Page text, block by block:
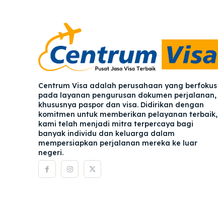
Blog
Blog
Centrum Visa adalah perusahaan yang berfokus
pada layanan pengurusan dokumen perjalanan,
khususnya paspor dan visa. Didirikan dengan
komitmen untuk memberikan pelayanan terbaik,
kami telah menjadi mitra terpercaya bagi
banyak individu dan keluarga dalam
mempersiapkan perjalanan mereka ke luar
negeri.